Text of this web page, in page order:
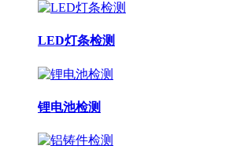
LED灯条检测
锂电池检测